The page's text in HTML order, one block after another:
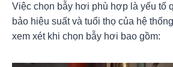
Việc chọn bẫy hơi phù hợp là yếu tố
bảo hiệu suất và tuổi thọ của hệ
xem xét khi chọn bẫy hơi bao gồm: